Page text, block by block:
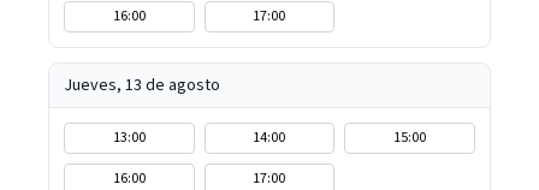
16:00
17:00
Jueves, 13 de agosto
13:00 14:00
15:00
16:00
17:00